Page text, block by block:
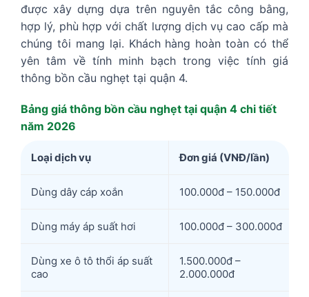
được xây dựng dựa trên nguyên tắc công bằng,
hợp lý, phù hợp với chất lượng dịch vụ cao cấp mà
chúng tôi mang lại. Khách hàng hoàn toàn có thể
yên tâm về tính minh bạch trong việc tính giá
thông bồn cầu nghẹt tại quận 4.
Bảng giá thông bồn cầu nghẹt tại quận 4 chi tiết
năm 2026
Loại dịch vụ Đơn giá (VNĐ/lần)
Dùng dây cáp xoắn 100.000đ – 150.000đ
Dùng máy áp suất hơi 100.000đ – 300.000đ
Dùng xe ô tô thổi áp suất
cao
1.500.000đ –
2.000.000đ